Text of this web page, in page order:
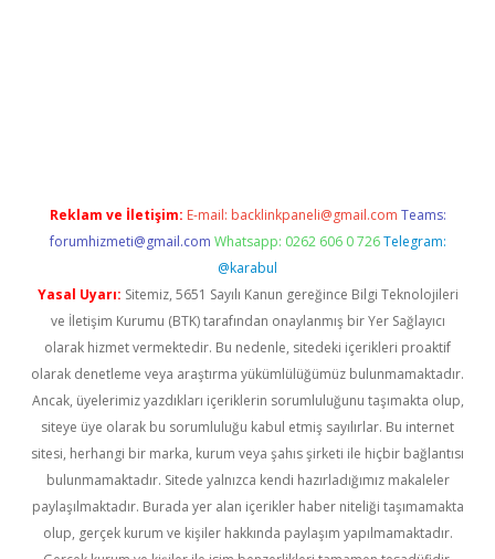
Reklam ve İletişim: E-mail: backlinkpaneli@gmail.com Teams:
forumhizmeti@gmail.com Whatsapp: 0262 606 0 726 Telegram:
@karabul
Yasal Uyarı: Sitemiz, 5651 Sayılı Kanun gereğince Bilgi Teknolojileri
ve İletişim Kurumu (BTK) tarafından onaylanmış bir Yer Sağlayıcı
olarak hizmet vermektedir. Bu nedenle, sitedeki içerikleri proaktif
olarak denetleme veya araştırma yükümlülüğümüz bulunmamaktadır.
Ancak, üyelerimiz yazdıkları içeriklerin sorumluluğunu taşımakta olup,
siteye üye olarak bu sorumluluğu kabul etmiş sayılırlar. Bu internet
sitesi, herhangi bir marka, kurum veya şahıs şirketi ile hiçbir bağlantısı
bulunmamaktadır. Sitede yalnızca kendi hazırladığımız makaleler
paylaşılmaktadır. Burada yer alan içerikler haber niteliği taşımamakta
olup, gerçek kurum ve kişiler hakkında paylaşım yapılmamaktadır.